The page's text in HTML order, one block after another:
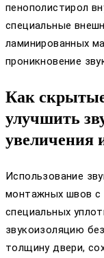
пенополистирол
специальные
ламинированных
проникновение
Как
улучшить
увеличения
Использование
монтажных швов с
специальных
звукоизоляцию
толщину двери,